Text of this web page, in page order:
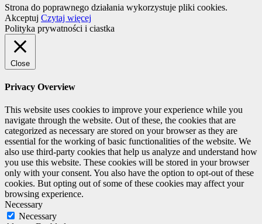
Strona do poprawnego działania wykorzystuje pliki cookies.
Akceptuj Czytaj więcej
Polityka prywatności i ciastka
Close
Privacy Overview
This website uses cookies to improve your experience while you
navigate through the website. Out of these, the cookies that are
categorized as necessary are stored on your browser as they are
essential for the working of basic functionalities of the website. We
also use third-party cookies that help us analyze and understand how
you use this website. These cookies will be stored in your browser
only with your consent. You also have the option to opt-out of these
cookies. But opting out of some of these cookies may affect your
browsing experience.
Necessary
Necessary